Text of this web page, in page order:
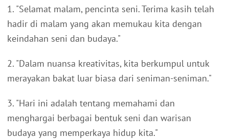
1. "Selamat malam, pencinta seni. Terima kasih telah
hadir di malam yang akan memukau kita dengan
keindahan seni dan budaya."
2. "Dalam nuansa kreativitas, kita berkumpul untuk
merayakan bakat luar biasa dari seniman-seniman."
3. "Hari ini adalah tentang memahami dan
menghargai berbagai bentuk seni dan warisan
budaya yang memperkaya hidup kita."